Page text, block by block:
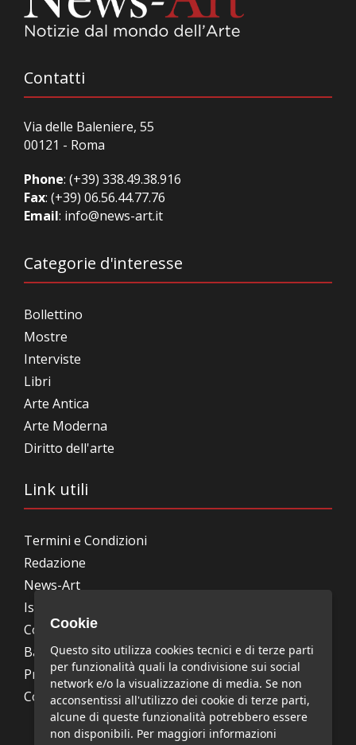
Contatti
Via delle Baleniere, 55
00121 - Roma
Phone: (+39) 338.49.38.916
Fax: (+39) 06.56.44.77.76
Email: info@news-art.it
Categorie d'interesse
Bollettino
Mostre
Interviste
Libri
Arte Antica
Arte Moderna
Diritto dell'arte
Link utili
Termini e Condizioni
Redazione
News-Art
Iscrizione alla newsletter
Collabora con noi
Bandi, concorsi, premi
Privacy Policy
Cookie Policy
Cookie
Questo sito utilizza cookies tecnici e di terze parti
per funzionalità quali la condivisione sui social
network e/o la visualizzazione di media. Se non
acconsentissi all'utilizzo dei cookie di terze parti,
alcune di queste funzionalità potrebbero essere
non disponibili. Per maggiori informazioni